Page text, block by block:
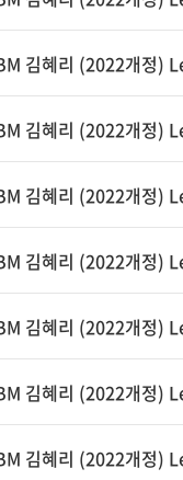
김혜리 (2022개정)
김혜리 (2022개정)
김혜리 (2022개정)
김혜리 (2022개정)
김혜리 (2022개정)
김혜리 (2022개정)
김혜리 (2022개정)